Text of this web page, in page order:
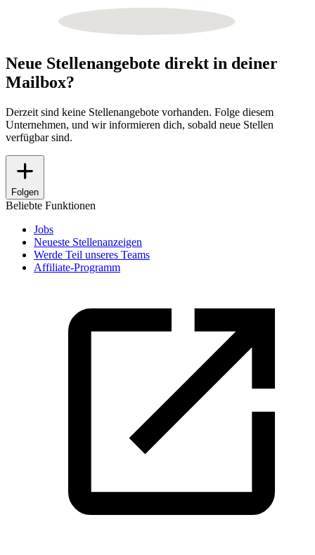
Neue Stellenangebote direkt in deiner
Mailbox?
Derzeit sind keine Stellenangebote vorhanden. Folge diesem
Unternehmen, und wir informieren dich, sobald neue Stellen
verfügbar sind.
Folgen
Beliebte Funktionen
Jobs
Neueste Stellenanzeigen
Werde Teil unseres Teams
Affiliate-Programm